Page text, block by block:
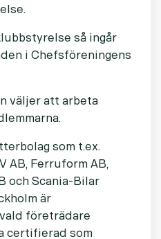
så ingår
i Chefsföreningens
väljer att arbeta
som t.ex.
AB, Ferruform AB,
och Scania-Bilar
är
företrädare
certifierad som